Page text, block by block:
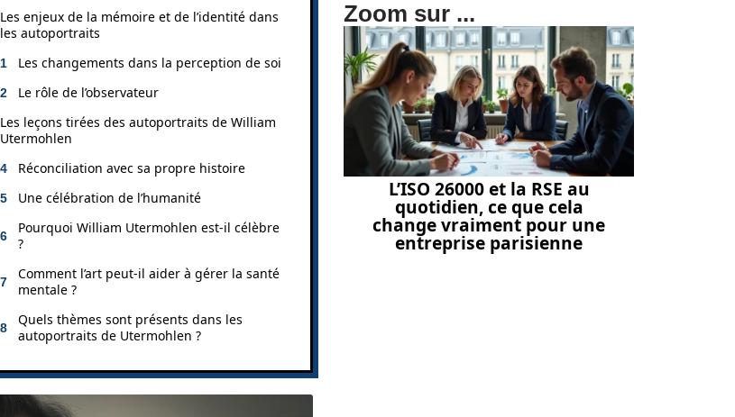
Les enjeux de la mémoire et de l’identité dans
les autoportraits
Les changements dans la perception de soi
Le rôle de l’observateur
Les leçons tirées des autoportraits de William
Utermohlen
Réconciliation avec sa propre histoire
Une célébration de l’humanité
Pourquoi William Utermohlen est-il célèbre
?
Comment l’art peut-il aider à gérer la santé
mentale ?
Quels thèmes sont présents dans les
autoportraits de Utermohlen ?
Zoom sur ...
L’ISO 26000 et la RSE au
quotidien, ce que cela
change vraiment pour une
entreprise parisienne